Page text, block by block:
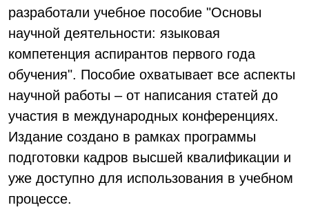
разработали учебное пособие "Основы
научной деятельности: языковая
компетенция аспирантов первого года
обучения". Пособие охватывает все аспекты
научной работы – от написания статей до
участия в международных конференциях.
Издание создано в рамках программы
подготовки кадров высшей квалификации и
уже доступно для использования в учебном
процессе.